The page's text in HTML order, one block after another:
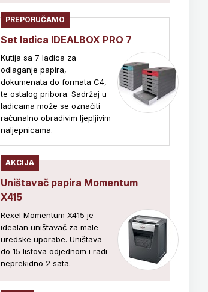
PREPORUČAMO
Set ladica IDEALBOX PRO 7
Kutija sa 7 ladica za
odlaganje papira,
dokumenata do formata C4,
te ostalog pribora. Sadržaj u
ladicama može se označiti
računalno obradivim ljepljivim
naljepnicama.
AKCIJA
Uništavač papira Momentum
X415
Rexel Momentum X415 je
idealan uništavač za male
uredske uporabe. Uništava
do 15 listova odjednom i radi
neprekidno 2 sata.